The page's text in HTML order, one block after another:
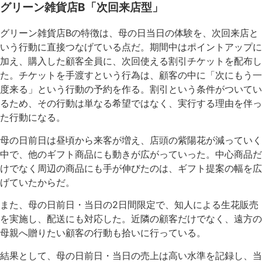
グリーン雑貨店B「次回来店型」
グリーン雑貨店Bの特徴は、母の日当日の体験を、次回来店と
いう行動に直接つなげている点だ。期間中はポイントアップに
加え、購入した顧客全員に、次回使える割引チケットを配布し
た。チケットを手渡すという行為は、顧客の中に「次にもう一
度来る」という行動の予約を作る。割引という条件がついてい
るため、その行動は単なる希望ではなく、実行する理由を伴っ
た行動になる。
母の日前日は昼頃から来客が増え、店頭の紫陽花が減っていく
中で、他のギフト商品にも動きが広がっていった。中心商品だ
けでなく周辺の商品にも手が伸びたのは、ギフト提案の幅を広
げていたからだ。
また、母の日前日・当日の2日間限定で、知人による生花販売
を実施し、配送にも対応した。近隣の顧客だけでなく、遠方の
母親へ贈りたい顧客の行動も拾いに行っている。
結果として、母の日前日・当日の売上は高い水準を記録し、当